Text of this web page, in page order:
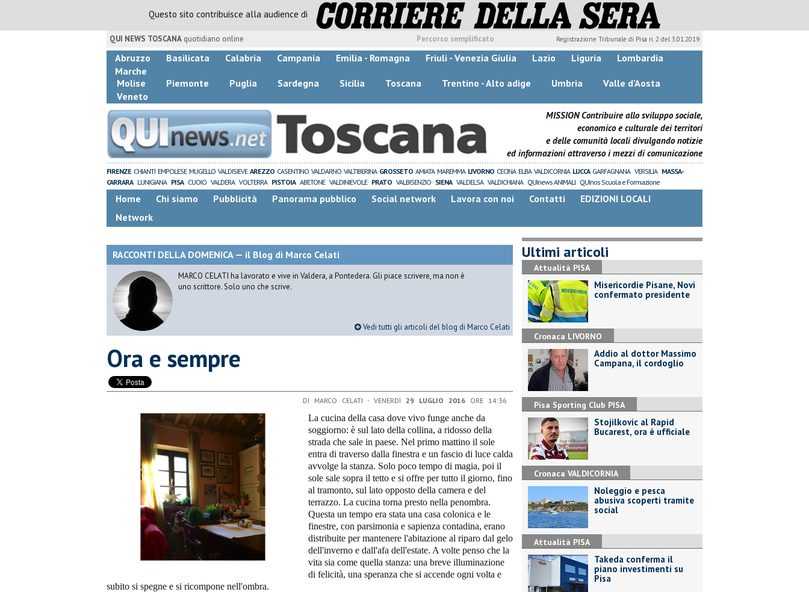
Questo sito contribuisce alla audience di
QUI NEWS TOSCANA quotidiano online Percorso semplificato Registrazione Tribunale di Pisa n. 2 del 3.01.2019
Abruzzo Basilicata Calabria Campania Emilia - Romagna Friuli - Venezia Giulia Lazio Liguria
Lombardia
Marche
Molise
Piemonte Puglia Sardegna Sicilia Toscana Trentino - Alto adige Umbria
Valle d'Aosta
Veneto
MISSION Contribuire allo sviluppo sociale,
economico e culturale dei territori
e delle comunità locali divulgando notizie
ed informazioni attraverso i mezzi di comunicazione
FIRENZE CHIANTI EMPOLESE MUGELLO VALDISIEVE AREZZO CASENTINO VALDARNO VALTIBERINA GROSSETO AMIATA MAREMMA LIVORNO CECINA ELBA VALDICORNIA LUCCA GARFAGNANA VERSILIA MASSA-
CARRARA LUNIGIANA PISA CUOIO VALDERA VOLTERRA PISTOIA ABETONE VALDINIEVOLE PRATO VALBISENZIO SIENA VALDELSA VALDICHIANA QUInews ANIMALI QUInos Scuola e Formazione
Home Chi siamo Pubblicità Panorama pubblico Social network Lavora con noi Contatti
EDIZIONI LOCALI
Network
RACCONTI DELLA DOMENICA — il Blog di Marco Celati
MARCO CELATI ha lavorato e vive in Valdera, a Pontedera. Gli piace scrivere, ma non è
uno scrittore. Solo uno che scrive.
Vedi tutti gli articoli del blog di Marco Celati
Ora e sempre
DI MARCO CELATI - VENERDÌ 29 LUGLIO 2016 ORE 14:36
La cucina della casa dove vivo funge anche da
soggiorno: è sul lato della collina, a ridosso della
strada che sale in paese. Nel primo mattino il sole
entra di traverso dalla finestra e un fascio di luce calda
avvolge la stanza. Solo poco tempo di magia, poi il
sole sale sopra il tetto e si offre per tutto il giorno, fino
al tramonto, sul lato opposto della camera e del
terrazzo. La cucina torna presto nella penombra.
Questa un tempo era stata una casa colonica e le
finestre, con parsimonia e sapienza contadina, erano
distribuite per mantenere l'abitazione al riparo dal gelo
dell'inverno e dall'afa dell'estate. A volte penso che la
vita sia come quella stanza: una breve illuminazione
di felicità, una speranza che si accende ogni volta e
subito si spegne e si ricompone nell'ombra.
Ultimi articoli
Attualità PISA
Misericordie Pisane, Novi
confermato presidente
Cronaca LIVORNO
Addio al dottor Massimo
Campana, il cordoglio
Pisa Sporting Club PISA
Stojilkovic al Rapid
Bucarest, ora è ufficiale
Cronaca VALDICORNIA
Noleggio e pesca
abusiva scoperti tramite
social
Attualità PISA
Takeda conferma il
piano investimenti su
Pisa